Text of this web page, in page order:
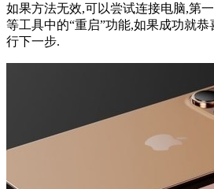
如果方法无效,可以尝试连接电脑,第
等工具中的“重启”功能,如果成功就
行下一步.